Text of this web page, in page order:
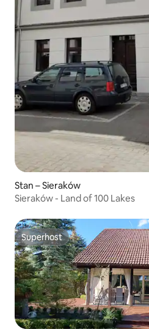
Stan – Sieraków
Sieraków - Land of 100 Lakes
Superhost
Superhost